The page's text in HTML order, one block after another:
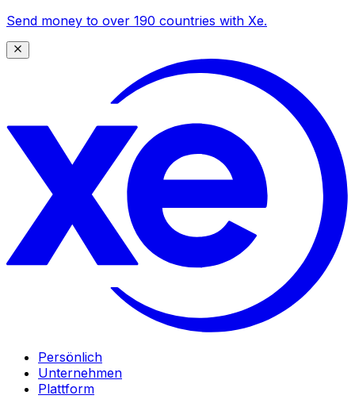
Send money to over 190 countries with Xe.
Persönlich
Unternehmen
Plattform